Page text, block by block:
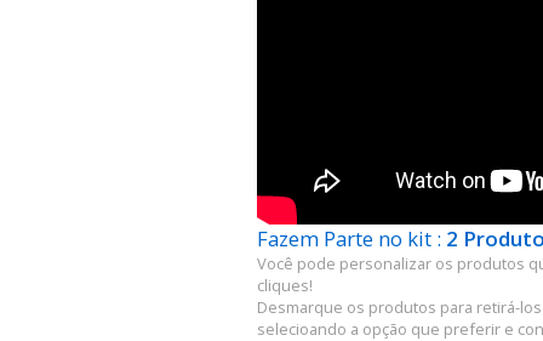
Fazem Parte no kit : 2
Você pode personalizar os produtos
cliques!
Desmarque os produtos para retirá-
selecioando a opção que preferir e